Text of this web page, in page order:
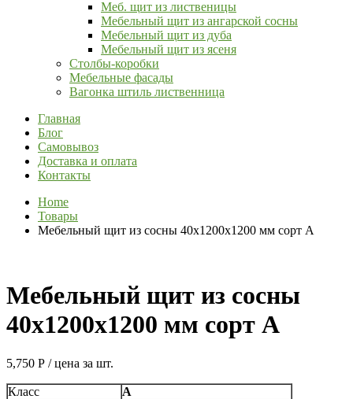
Меб. щит из лиственицы
Мебельный щит из ангарской сосны
Мебельный щит из дуба
Мебельный щит из ясеня
Столбы-коробки
Мебельные фасады
Вагонка штиль лиственница
Главная
Блог
Самовывоз
Доставка и оплата
Контакты
Home
Товары
Мебельный щит из сосны 40х1200х1200 мм сорт А
Мебельный щит из сосны
40х1200х1200 мм сорт А
5,750 Р / цена за шт.
Класс
А